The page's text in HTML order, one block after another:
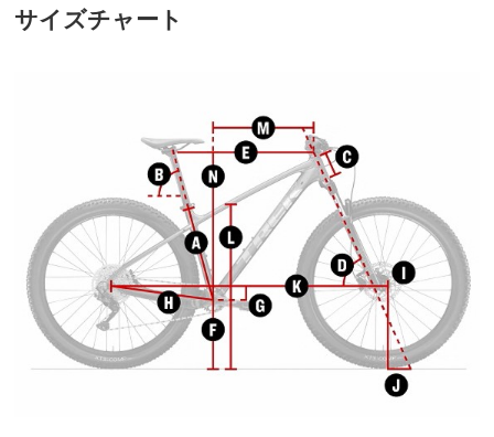
サイズチャート